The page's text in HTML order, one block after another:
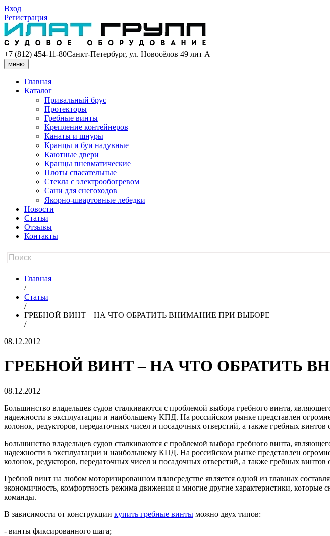
Вход
Регистрация
+7 (812) 454-11-80Санкт-Петербург, ул. Новосёлов 49 лит А
меню
Главная
Каталог
Привальный брус
Протекторы
Гребные винты
Крепление контейнеров
Канаты и шнуры
Кранцы и буи надувные
Каютные двери
Кранцы пневматические
Плоты спасательные
Стекла с электрообогревом
Сани для снегоходов
Якорно-швартовные лебедки
Новости
Статьи
Отзывы
Контакты
Главная
/
Статьи
/
ГРЕБНОЙ ВИНТ – НА ЧТО ОБРАТИТЬ ВНИМАНИЕ ПРИ ВЫБОРЕ
/
08.12.2012
ГРЕБНОЙ ВИНТ – НА ЧТО ОБРАТИТЬ
08.12.2012
Большинство владельцев судов сталкиваются с проблемой выбора гребного винта,
надежности в эксплуатации и наибольшему КПД. На российском рынке представлен
колонок, редукторов, передаточных чисел и посадочных отверстий, а также гребных
Большинство владельцев судов сталкиваются с проблемой выбора гребного винта,
надежности в эксплуатации и наибольшему КПД. На российском рынке представлен
колонок, редукторов, передаточных чисел и посадочных отверстий, а также гребных
Гребной винт на любом моторизированном плавсредстве является одной из главных
экономичность, комфортность режима движения и многие другие характеристики, которые
команды.
В зависимости от конструкции купить гребные винты можно двух типов:
- винты фиксированного шага;